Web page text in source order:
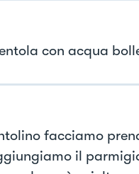
con acqua
facciamo
il